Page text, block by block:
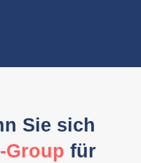
Sie sich
Group für